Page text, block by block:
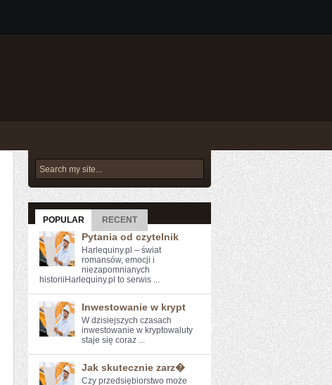
POPULAR RECENT
Pytania od czytelnik
Harlequiny.pl – świat
romansów, emocji i
niezapomnianych
historiiHarlequiny.pl to serwis ...
Inwestowanie w krypt
W ⁤dzisiejszych czasach
⁢inwestowanie w kryptowaluty
staje się coraz ...
Jak skutecznie zarz�
Czy przedsiębiorstwo może